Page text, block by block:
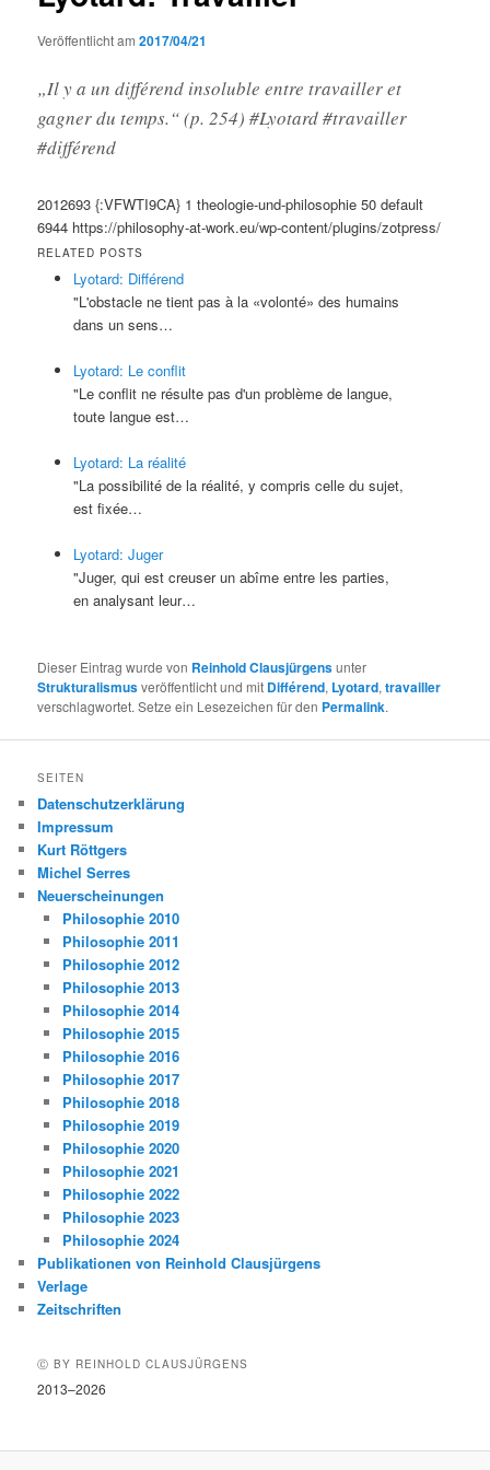
Veröffentlicht am2017/04/21
„Il y a un différend insoluble entre travailler et
gagner du temps.“ (p. 254) #Lyotard #travailler
#différend
2012693 {:VFWTI9CA} 1 theologie-und-philosophie 50 default
6944 https://philosophy-at-work.eu/wp-content/plugins/zotpress/
RELATED POSTS
Lyotard: Différend
"L'obstacle ne tient pas à la «volonté» des humains
dans un sens…
Lyotard: Le conflit
"Le conflit ne résulte pas d'un problème de langue,
toute langue est…
Lyotard: La réalité
"La possibilité de la réalité, y compris celle du sujet,
est fixée…
Lyotard: Juger
"Juger, qui est creuser un abîme entre les parties,
en analysant leur…
Dieser Eintrag wurde von Reinhold Clausjürgensunter
Strukturalismusveröffentlicht und mit Différend, Lyotard,travailler
verschlagwortet. Setze ein Lesezeichen für den Permalink.
SEITEN
Datenschutzerklärung
Impressum
Kurt Röttgers
Michel Serres
Neuerscheinungen
Philosophie 2010
Philosophie 2011
Philosophie 2012
Philosophie 2013
Philosophie 2014
Philosophie 2015
Philosophie 2016
Philosophie 2017
Philosophie 2018
Philosophie 2019
Philosophie 2020
Philosophie 2021
Philosophie 2022
Philosophie 2023
Philosophie 2024
Publikationen von Reinhold Clausjürgens
Verlage
Zeitschriften
Ⓒ BY REINHOLD CLAUSJÜRGENS
2013–2026